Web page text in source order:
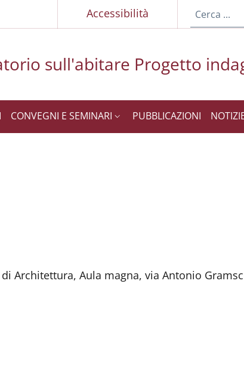
Accessibilità
sull'abitare Progetto
CONVEGNI E SEMINARI PUBBLICAZIONI
Architettura, Aula magna, via Antonio